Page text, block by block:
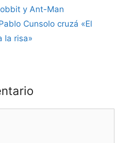
y Ant-Man
Cunsolo cruzá «El
la risa»